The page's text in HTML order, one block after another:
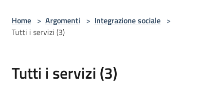
Home > Argomenti > Integrazione sociale >
Tutti i servizi (3)
Tutti i servizi (3)